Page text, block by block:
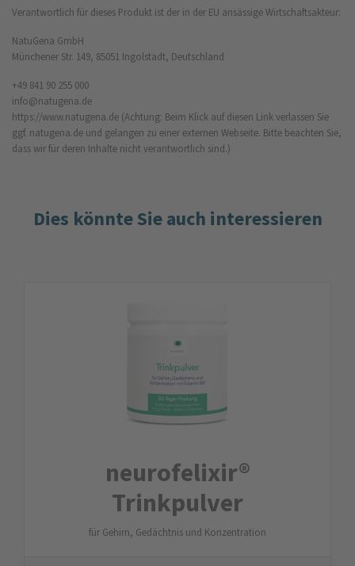
Verantwortlich für dieses Produkt ist der in der EU ansässige Wirtschaftsakteur:
NatuGena GmbH
Münchener Str. 149, 85051 Ingolstadt, Deutschland
+49 841 90 255 000
info@natugena.de
https://www.natugena.de (Achtung: Beim Klick auf diesen Link verlassen Sie
ggf. natugena.de und gelangen zu einer externen Webseite. Bitte beachten Sie,
dass wir für deren Inhalte nicht verantwortlich sind.)
Dies könnte Sie auch interessieren
neurofelixir®
Trinkpulver
für Gehirn, Gedächtnis und Konzentration